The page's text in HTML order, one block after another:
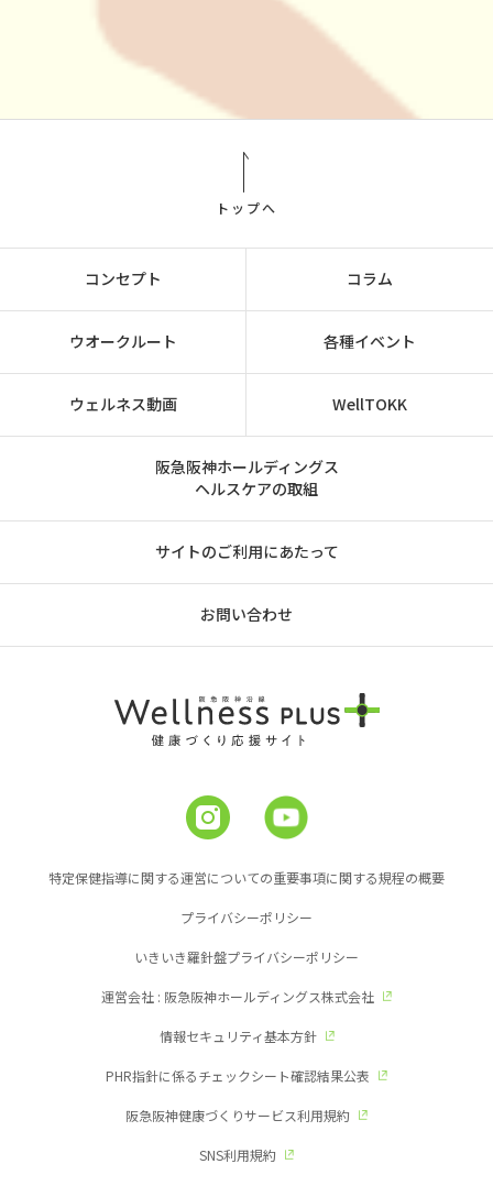
トップへ
コンセプト コラム
ウオークルート 各種イベント
ウェルネス動画 WellTOKK
阪急阪神ホールディングス
ヘルスケアの取組
サイトのご利用にあたって
お問い合わせ
特定保健指導に関する運営についての重要事項に関する規程の概要
プライバシーポリシー
いきいき羅針盤プライバシーポリシー
運営会社 : 阪急阪神ホールディングス株式会社
情報セキュリティ基本方針
PHR指針に係るチェックシート確認結果公表
阪急阪神健康づくりサービス利用規約
SNS利用規約